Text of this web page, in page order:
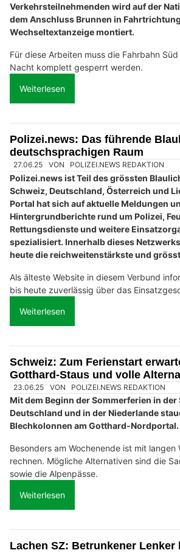
Verkehrsteilnehmenden wird auf der
dem Anschluss Brunnen in
Wechseltextanzeige montiert.
Für diese Arbeiten muss die Fahrbahn
Nacht komplett gesperrt werden.
Weiterlesen
Polizei.news: Das führende
deutschsprachigen Raum
27.06.25 VON POLIZEI.NEWS REDAKTION
Polizei.news ist Teil des grössten
Schweiz, Deutschland, Österreich und
Portal hat sich auf aktuelle Meldungen
Hintergrundberichte rund um Polizei,
Rettungsdienste und weitere
spezialisiert. Innerhalb dieses
heute die reichweitenstärkste und
Als älteste Website in diesem Verbund
bis heute zuverlässig über das
Weiterlesen
Schweiz: Zum Ferienstart
Gotthard-Staus und volle
23.06.25 VON POLIZEI.NEWS REDAKTION
Mit dem Beginn der Sommerferien in der
Deutschland und in der Niederlande
Blechkolonnen am Gotthard-Nordportal.
Besonders am Wochenende ist mit langen
rechnen. Mögliche Alternativen sind die
sowie die Alpenpässe.
Weiterlesen
Lachen SZ: Betrunkener